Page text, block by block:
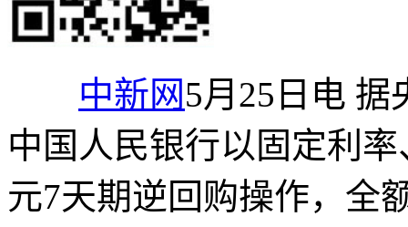
中新网5月25日电 据
中国人民银行以固定利
元7天期逆回购操作，全